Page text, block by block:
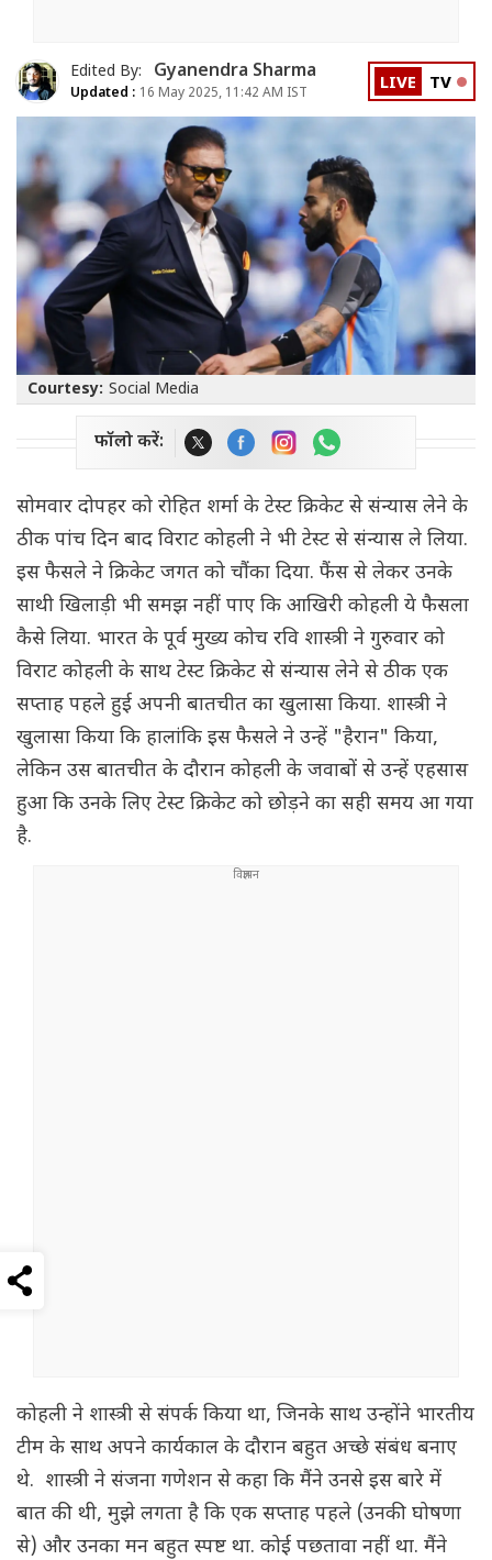
Edited By: Gyanendra Sharma
Updated : 16 May 2025, 11:42 AM IST LIVE TV
Courtesy: Social Media
फॉलो करें:
सोमवार दोपहर को रोहित शर्मा के टेस्ट क्रिकेट से संन्यास लेने के
ठीक पांच दिन बाद विराट कोहली ने भी टेस्ट से संन्यास ले लिया.
इस फैसले ने क्रिकेट जगत को चौंका दिया. फैंस से लेकर उनके
साथी खिलाड़ी भी समझ नहीं पाए कि आखिरी कोहली ये फैसला
कैसे लिया. भारत के पूर्व मुख्य कोच रवि शास्त्री ने गुरुवार को
विराट कोहली के साथ टेस्ट क्रिकेट से संन्यास लेने से ठीक एक
सप्ताह पहले हुई अपनी बातचीत का खुलासा किया. शास्त्री ने
खुलासा किया कि हालांकि इस फैसले ने उन्हें "हैरान" किया,
लेकिन उस बातचीत के दौरान कोहली के जवाबों से उन्हें एहसास
हुआ कि उनके लिए टेस्ट क्रिकेट को छोड़ने का सही समय आ गया
है.
कोहली ने शास्त्री से संपर्क किया था, जिनके साथ उन्होंने भारतीय
टीम के साथ अपने कार्यकाल के दौरान बहुत अच्छे संबंध बनाए
थे. शास्त्री ने संजना गणेशन से कहा कि मैंने उनसे इस बारे में
बात की थी, मुझे लगता है कि एक सप्ताह पहले (उनकी घोषणा
से) और उनका मन बहुत स्पष्ट था. कोई पछतावा नहीं था. मैंने